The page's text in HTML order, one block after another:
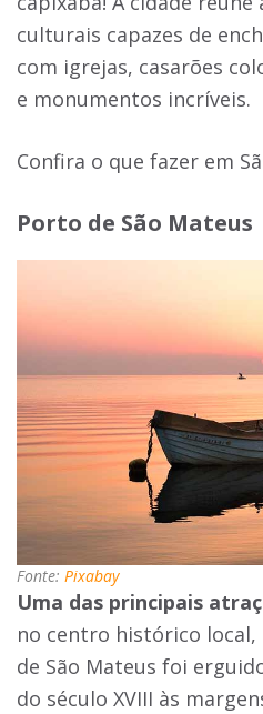
culturais capazes de
com igrejas, casarões
e monumentos incríveis.
Confira o que fazer em
Porto de São Mateus
Fonte: Pixabay
Uma das principais
no centro histórico
de São Mateus foi
do século XVIII às